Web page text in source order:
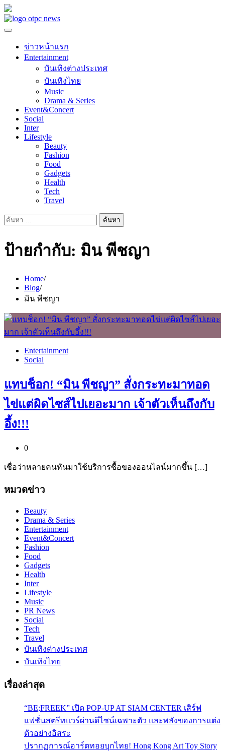
Skip
to
ข่าวหน้าแรก
Entertainment
บันเทิงต่างประเทศ
บันเทิงไทย
Music
Drama & Series
Event&Concert
Social
Inter
Lifestyle
Beauty
Fashion
Food
Gadgets
Health
Tech
Travel
ค้นหา
ป้ายกำกับ: มิน พีชญา
Home
Blog
มิน พีชญา
Entertainment
Social
แทบช็อก! “มิน พีชญา” สั่งกระทะมาทอด
ไข่แต่ผิดไซส์ไปเยอะมาก เจ้าตัวเห็นถึงกับ
อึ้ง!!!
0
เชื่อว่าหลายคนหันมาใช้บริการซื้อของออนไลน์มากขึ้น […]
หมวดข่าว
Beauty
Drama & Series
Entertainment
Event&Concert
Fashion
Food
Gadgets
Health
Inter
Lifestyle
Music
PR News
Social
Tech
Travel
บันเทิงต่างประเทศ
บันเทิงไทย
เรื่องล่าสุด
“BE;FREEK” เปิด POP-UP AT SIAM CENTER เสิร์ฟ
แฟชั่นสตรีทแวร์ผ่านดีไซน์เฉพาะตัว และพลังของการแต่ง
ตัวอย่างอิสระ
ปรากฏการณ์อาร์ตทอยบุกไทย! Hong Kong Art Toy Story